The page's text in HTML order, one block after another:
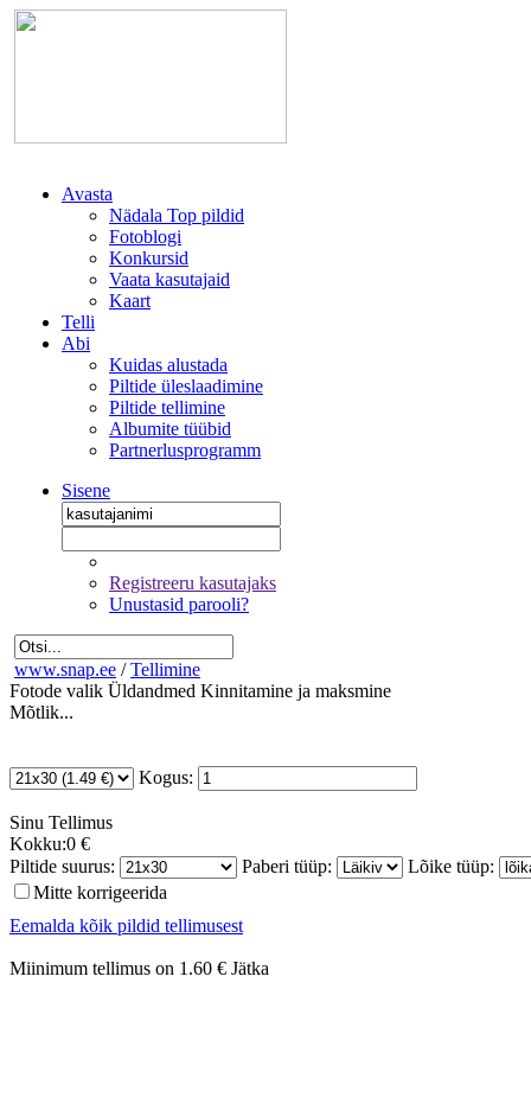
Avasta
Nädala Top pildid
Fotoblogi
Konkursid
Vaata kasutajaid
Kaart
Telli
Abi
Kuidas alustada
Piltide üleslaadimine
Piltide tellimine
Albumite tüübid
Partnerlusprogramm
Sisene
Registreeru kasutajaks
Unustasid parooli?
www.snap.ee / Tellimine
Fotode valik Üldandmed Kinnitamine ja maksmine
Mõtlik...
Kogus:
Sinu Tellimus
Kokku:0 €
Piltide suurus:
Paberi tüüp:
Lõike tüüp:
Mitte korrigeerida
Eemalda kõik pildid tellimusest
Miinimum tellimus on 1.60 € Jätka